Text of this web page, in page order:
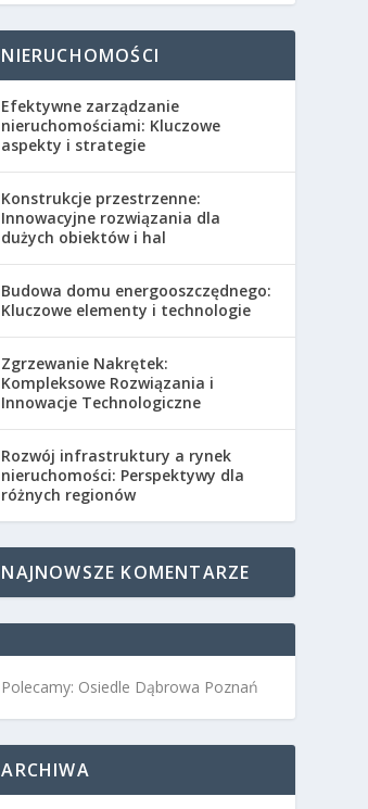
NIERUCHOMOŚCI
Efektywne zarządzanie
nieruchomościami: Kluczowe
aspekty i strategie
Konstrukcje przestrzenne:
Innowacyjne rozwiązania dla
dużych obiektów i hal
Budowa domu energooszczędnego:
Kluczowe elementy i technologie
Zgrzewanie Nakrętek:
Kompleksowe Rozwiązania i
Innowacje Technologiczne
Rozwój infrastruktury a rynek
nieruchomości: Perspektywy dla
różnych regionów
NAJNOWSZE KOMENTARZE
Polecamy: Osiedle Dąbrowa Poznań
ARCHIWA